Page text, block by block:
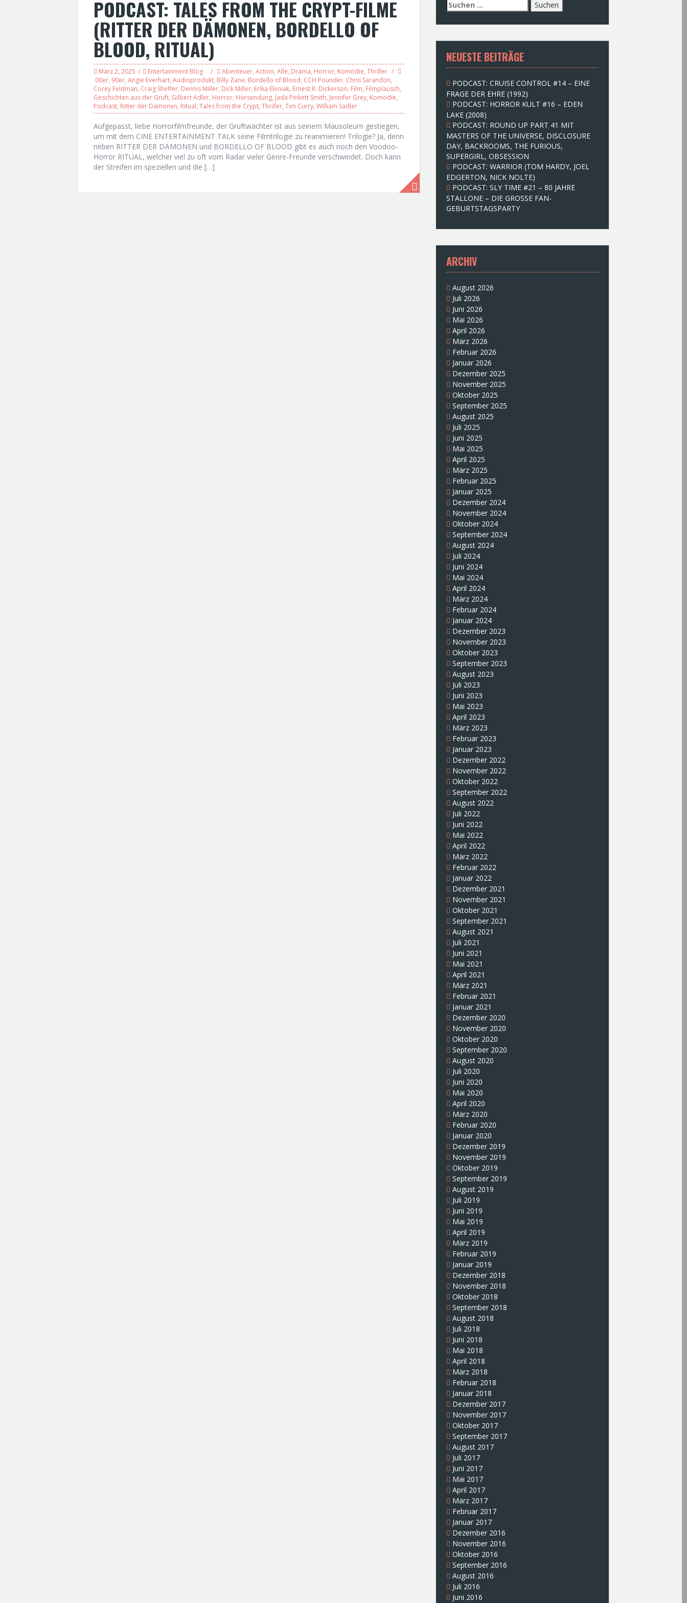
PODCAST: TALES FROM THE CRYPT-FILME
(RITTER DER DÄMONEN, BORDELLO OF
BLOOD, RITUAL)
März 2, 2025 Entertainment Blog Abenteuer, Action, Alle, Drama, Horror, Komödie, Thriller
00er, 90er, Angie Everhart, Audioprodukt, Billy Zane, Bordello of Blood, CCH Pounder, Chris Sarandon,
Corey Feldman, Craig Sheffer, Dennis Miller, Dick Miller, Erika Eleniak, Ernest R. Dickerson, Film, Filmplausch,
Geschichten aus der Gruft, Gilbert Adler, Horror, Hörsendung, Jada Pinkett Smith, Jennifer Grey, Komödie,
Podcast, Ritter der Dämonen, Ritual, Tales from the Crypt, Thriller, Tim Curry, William Sadler
Aufgepasst, liebe Horrorfilmfreunde, der Gruftwächter ist aus seinem Mausoleum gestiegen,
um mit dem CINE ENTERTAINMENT TALK seine Filmtrilogie zu reanimieren! Trilogie? Ja, denn
neben RITTER DER DÄMONEN und BORDELLO OF BLOOD gibt es auch noch den Voodoo-
Horror RITUAL, welcher viel zu oft vom Radar vieler Genre-Freunde verschwindet. Doch kann
der Streifen im speziellen und die […]
S
u
c
e
n
n
c
h
:
NEUESTE BEITRÄGE
PODCAST: CRUISE CONTROL #14 – EINE
FRAGE DER EHRE (1992)
PODCAST: HORROR KULT #16 – EDEN
LAKE (2008)
PODCAST: ROUND UP PART 41 MIT
MASTERS OF THE UNIVERSE, DISCLOSURE
DAY, BACKROOMS, THE FURIOUS,
SUPERGIRL, OBSESSION
PODCAST: WARRIOR (TOM HARDY, JOEL
EDGERTON, NICK NOLTE)
PODCAST: SLY TIME #21 – 80 JAHRE
STALLONE – DIE GROSSE FAN-
GEBURTSTAGSPARTY
ARCHIV
August 2026
Juli 2026
Juni 2026
Mai 2026
April 2026
März 2026
Februar 2026
Januar 2026
Dezember 2025
November 2025
Oktober 2025
September 2025
August 2025
Juli 2025
Juni 2025
Mai 2025
April 2025
März 2025
Februar 2025
Januar 2025
Dezember 2024
November 2024
Oktober 2024
September 2024
August 2024
Juli 2024
Juni 2024
Mai 2024
April 2024
März 2024
Februar 2024
Januar 2024
Dezember 2023
November 2023
Oktober 2023
September 2023
August 2023
Juli 2023
Juni 2023
Mai 2023
April 2023
März 2023
Februar 2023
Januar 2023
Dezember 2022
November 2022
Oktober 2022
September 2022
August 2022
Juli 2022
Juni 2022
Mai 2022
April 2022
März 2022
Februar 2022
Januar 2022
Dezember 2021
November 2021
Oktober 2021
September 2021
August 2021
Juli 2021
Juni 2021
Mai 2021
April 2021
März 2021
Februar 2021
Januar 2021
Dezember 2020
November 2020
Oktober 2020
September 2020
August 2020
Juli 2020
Juni 2020
Mai 2020
April 2020
März 2020
Februar 2020
Januar 2020
Dezember 2019
November 2019
Oktober 2019
September 2019
August 2019
Juli 2019
Juni 2019
Mai 2019
April 2019
März 2019
Februar 2019
Januar 2019
Dezember 2018
November 2018
Oktober 2018
September 2018
August 2018
Juli 2018
Juni 2018
Mai 2018
April 2018
März 2018
Februar 2018
Januar 2018
Dezember 2017
November 2017
Oktober 2017
September 2017
August 2017
Juli 2017
Juni 2017
Mai 2017
April 2017
März 2017
Februar 2017
Januar 2017
Dezember 2016
November 2016
Oktober 2016
September 2016
August 2016
Juli 2016
Juni 2016